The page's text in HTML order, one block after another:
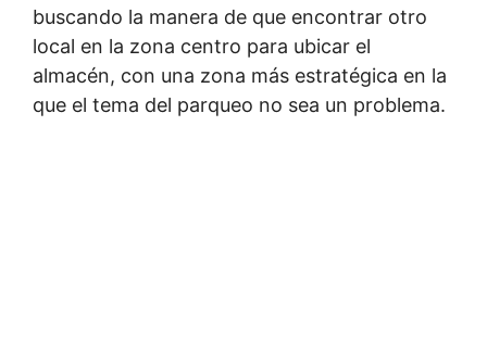
buscando la manera de que encontrar otro
local en la zona centro para ubicar el
almacén, con una zona más estratégica en la
que el tema del parqueo no sea un problema.